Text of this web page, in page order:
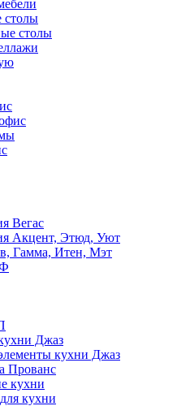
столы
столы
Вегас
Акцент, Этюд, Уют
Гамма, Итен, Мэт
Джаз
кухни Джаз
Прованс
кухни
кухни